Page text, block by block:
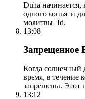
Ḍuhā начинается,
одного копья, и
молитвы ʿĪd.
13:08
Запрещенное
Когда солнечный
время, в течение
запрещены. Этот
13:12